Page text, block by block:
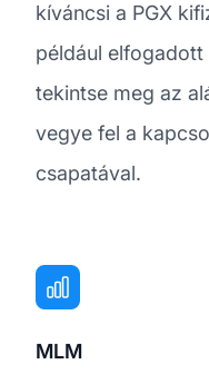
kíváncsi a PGX
például
tekintse meg az
vegye fel a
csapatával.
MLM